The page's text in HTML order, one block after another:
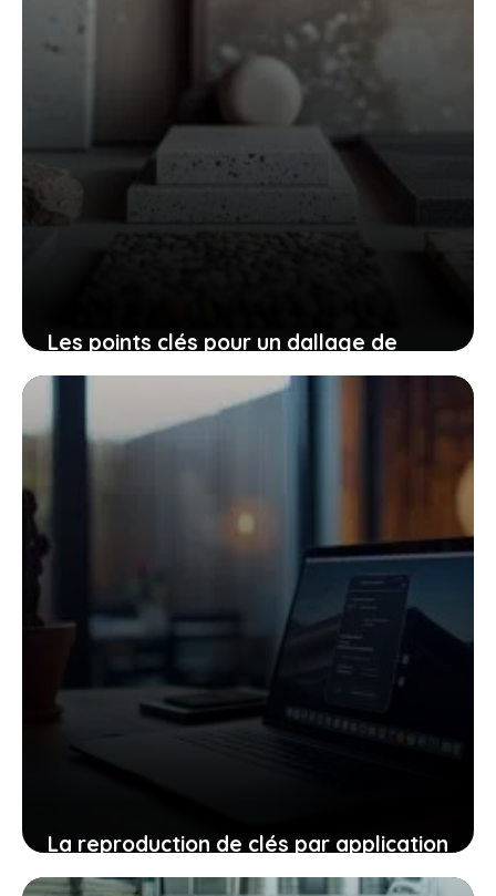
Les points clés pour un dallage de
terrasse optimal
La reproduction de clés par application
: une solution moderne confrontée à